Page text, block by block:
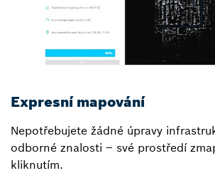
Expresní mapování
Nepotřebujete žádné úpravy
odborné znalosti – své prostředí
kliknutím.